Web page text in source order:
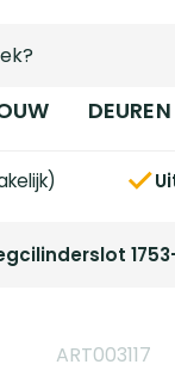
ART003117